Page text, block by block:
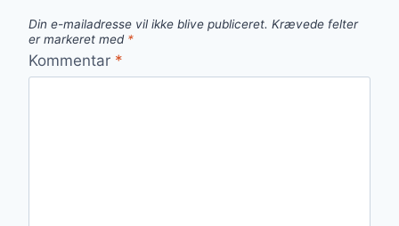
Din e-mailadresse vil ikke blive publiceret. Krævede felter
er markeret med *
Kommentar *